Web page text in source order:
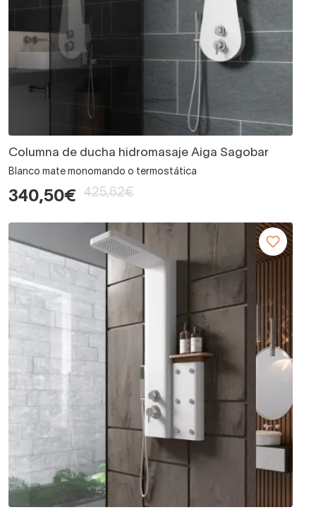
Columna de ducha hidromasaje Aiga Sagobar
Blanco mate monomando o termostática
340,50€ 425,62€